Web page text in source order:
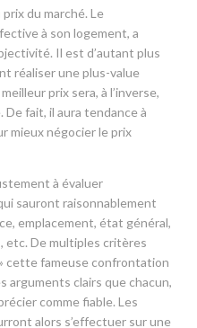
du marché. Le
à son logement, a
Il est d’autant plus
réaliser une plus-value
prix sera, à l’inverse,
fait, il aura tendance à
mieux négocier le prix
à évaluer
sauront raisonnablement
emplacement, état général,
etc. De multiples critères
cette fameuse confrontation
arguments clairs que chacun,
comme fiable. Les
alors s’effectuer sur une